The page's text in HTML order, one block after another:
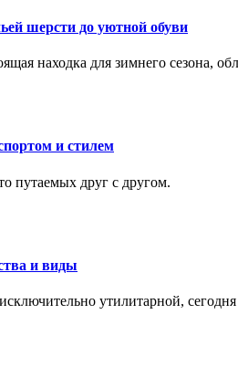
шерсти до уютной обуви
находка для зимнего сезона,
и стилем
путаемых друг с другом.
и виды
утилитарной,